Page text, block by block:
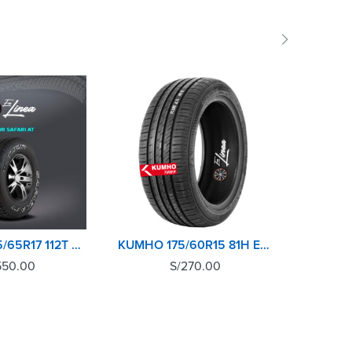
VITOUR 265/65R17 112T SAFARI ATX
KUMHO 175/60R15 81H ECOWING ES31 TL
S/270.00